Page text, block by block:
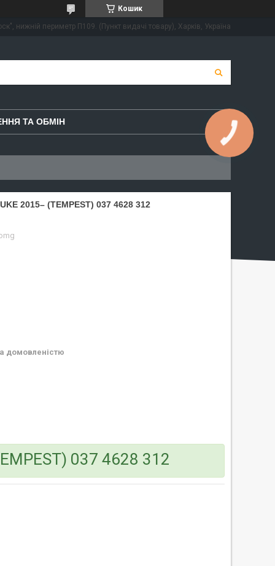
Кошик
нижній периметр П109. (Пункт видачі товару), Харків, Україна
ТА ОБМІН
2015– (TEMPEST) 037 4628 312
домовленістю
037 4628 312
КНОПКА
ЗВ'ЯЗКУ